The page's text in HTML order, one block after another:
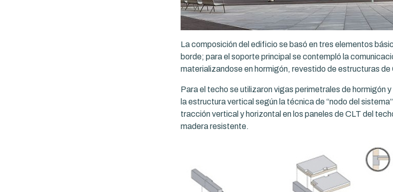
La composición del edificio se basó en tres elementos
borde; para el soporte principal se contempló la
materializandose en hormigón, revestido de estructuras de
Para el techo se utilizaron vigas perimetrales de hormigón
la estructura vertical según la técnica de “nodo del
tracción vertical y horizontal en los paneles de CLT del
madera resistente.